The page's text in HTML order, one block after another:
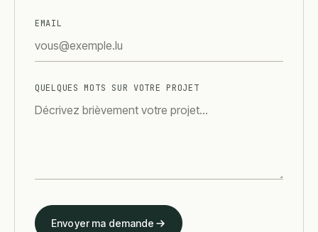
EMAIL
QUELQUES MOTS SUR VOTRE PROJET
Envoyer ma demande